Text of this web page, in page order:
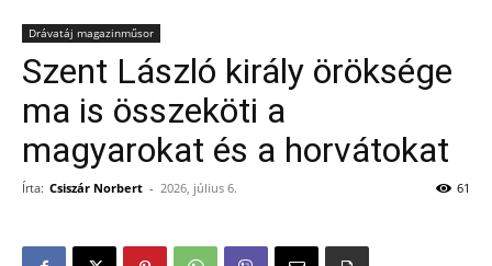
Drávatáj magazinműsor
Szent László király öröksége
ma is összeköti a
magyarokat és a horvátokat
Írta: Csiszár Norbert - 2026, július 6. 61